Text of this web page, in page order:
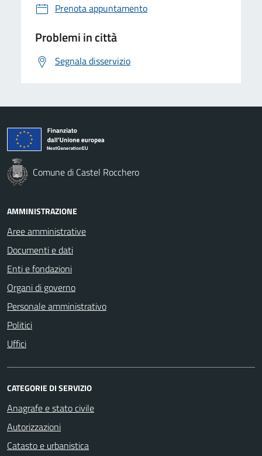
Prenota appuntamento
Problemi in città
Segnala disservizio
Comune di Castel Rocchero
AMMINISTRAZIONE
Aree amministrative
Documenti e dati
Enti e fondazioni
Organi di governo
Personale amministrativo
Politici
Uffici
CATEGORIE DI SERVIZIO
Anagrafe e stato civile
Autorizzazioni
Catasto e urbanistica